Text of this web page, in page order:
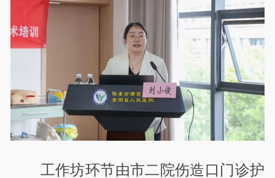
工作坊环节由市二院伤造口门诊护